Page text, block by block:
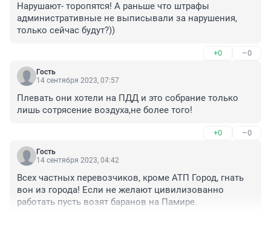
Нарушают- торопятся! А раньше что штрафы
административные не выписывали за нарушения,
только сейчас будут?))
+0 –0
Гость
14 сентября 2023, 07:57
Плевать они хотели на ПДД и это собрание только
лишь сотрясение воздуха,не более того!
+0 –0
Гость
14 сентября 2023, 04:42
Всех частных перевозчиков, кроме АТП Город, гнать
вон из города! Если не желают цивилизованно
работать пусть возят баранов на Памире.